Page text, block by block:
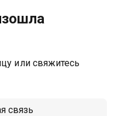
или свяжитесь
связь